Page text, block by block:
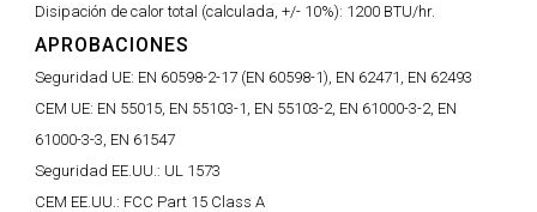
Disipación de calor total (calculada, +/- 10%): 1200 BTU/hr.
APROBACIONES
Seguridad UE: EN 60598-2-17 (EN 60598-1), EN 62471, EN 62493
CEM UE: EN 55015, EN 55103-1, EN 55103-2, EN 61000-3-2, EN
61000-3-3, EN 61547
Seguridad EE.UU.: UL 1573
CEM EE.UU.: FCC Part 15 Class A